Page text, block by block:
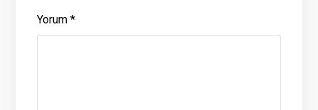
Yorum*